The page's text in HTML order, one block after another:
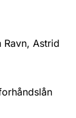
Ravn, Astrid